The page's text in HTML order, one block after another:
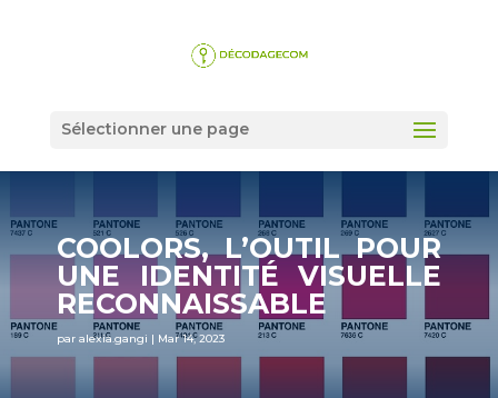
Sélectionner une page
COOLORS, L’OUTIL POUR
UNE IDENTITÉ VISUELLE
RECONNAISSABLE
par alexia.gangi | Mar 14, 2023